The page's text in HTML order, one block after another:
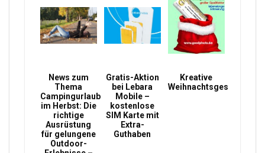
News zum
Thema
Campingurlaub
im Herbst: Die
richtige
Ausrüstung
für gelungene
Outdoor-
Gratis-Aktion
bei Lebara
Mobile –
kostenlose
SIM Karte mit
Extra-
Guthaben
Kreative
Weihnachtsgeschenke